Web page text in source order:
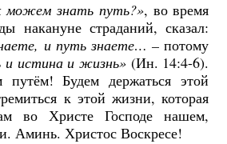
можем знать путь?», во время
накануне страданий, сказал:
и путь знаете… –потому
истина и жизнь» (Ин. 14:4-6).
Будем держаться этой
к этой жизни, которая
во Христе Господе нашем,
Аминь. Христос Воскресе!